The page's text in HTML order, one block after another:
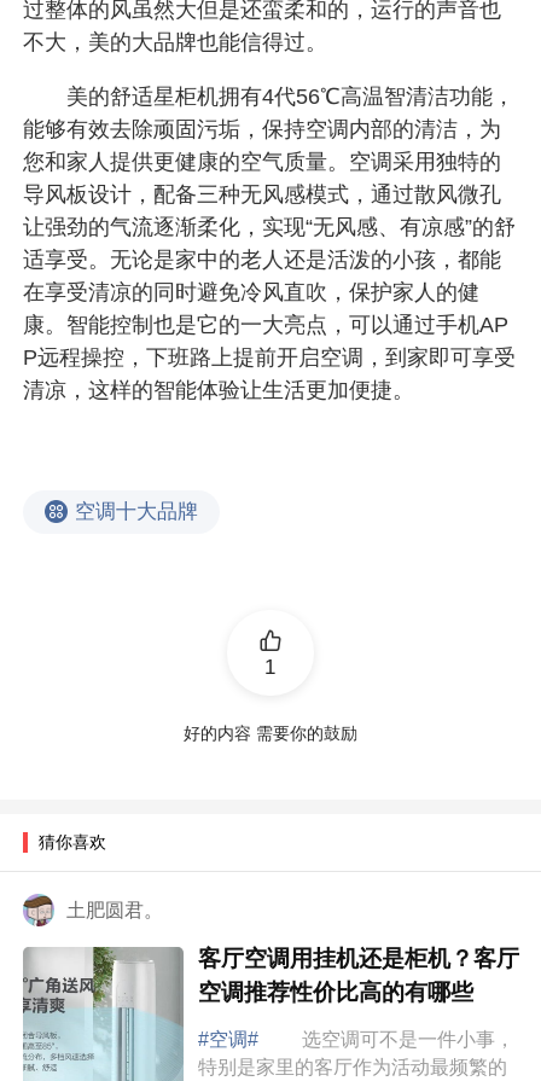
过整体的风虽然大但是还蛮柔和的，运行的声音也
不大，美的大品牌也能信得过。
美的舒适星柜机拥有4代56℃高温智清洁功能，
能够有效去除顽固污垢，保持空调内部的清洁，为
您和家人提供更健康的空气质量。空调采用独特的
导风板设计，配备三种无风感模式，通过散风微孔
让强劲的气流逐渐柔化，实现“无风感、有凉感”的舒
适享受。无论是家中的老人还是活泼的小孩，都能
在享受清凉的同时避免冷风直吹，保护家人的健
康。智能控制也是它的一大亮点，可以通过手机AP
P远程操控，下班路上提前开启空调，到家即可享受
清凉，这样的智能体验让生活更加便捷。
空调十大品牌
1
好的内容 需要你的鼓励
猜你喜欢
土肥圆君。
客厅空调用挂机还是柜机？客厅
空调推荐性价比高的有哪些
#空调#
选空调可不是一件小事，
特别是家里的客厅作为活动最频繁的